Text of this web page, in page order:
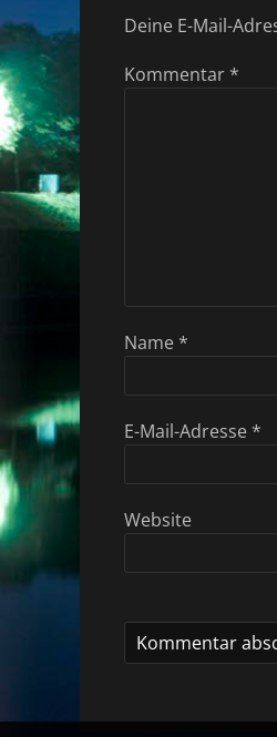
Deine E-Mail-
Kommentar *
Name *
E-Mail-Adresse *
Website